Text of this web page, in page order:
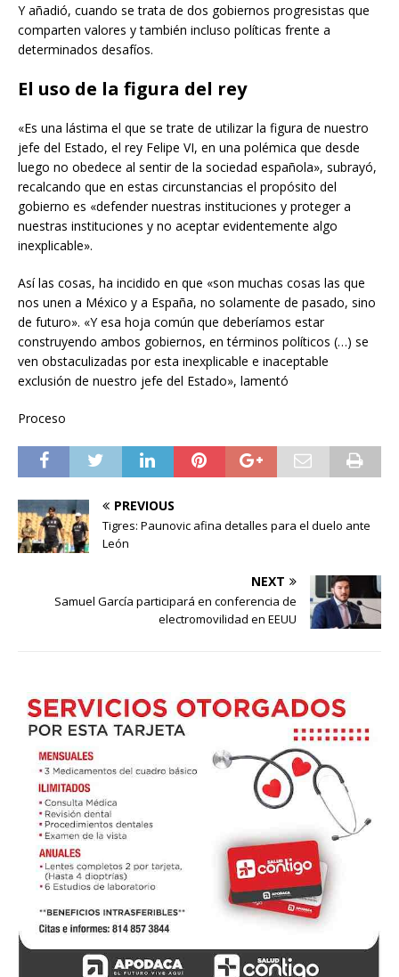
Y añadió, cuando se trata de dos gobiernos progresistas que
comparten valores y también incluso políticas frente a
determinados desafíos.
El uso de la figura del rey
«Es una lástima el que se trate de utilizar la figura de nuestro
jefe del Estado, el rey Felipe VI, en una polémica que desde
luego no obedece al sentir de la sociedad española», subrayó,
recalcando que en estas circunstancias el propósito del
gobierno es «defender nuestras instituciones y proteger a
nuestras instituciones y no aceptar evidentemente algo
inexplicable».
Así las cosas, ha incidido en que «son muchas cosas las que
nos unen a México y a España, no solamente de pasado, sino
de futuro». «Y esa hoja común que deberíamos estar
construyendo ambos gobiernos, en términos políticos (…) se
ven obstaculizadas por esta inexplicable e inaceptable
exclusión de nuestro jefe del Estado», lamentó
Proceso
PREVIOUS
Tigres: Paunovic afina detalles para el duelo ante
León
NEXT
Samuel García participará en conferencia de
electromovilidad en EEUU